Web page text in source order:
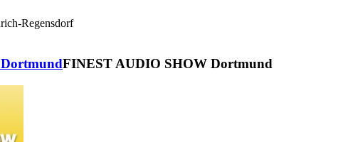
Regensdorf
FINEST AUDIO SHOW Dortmund